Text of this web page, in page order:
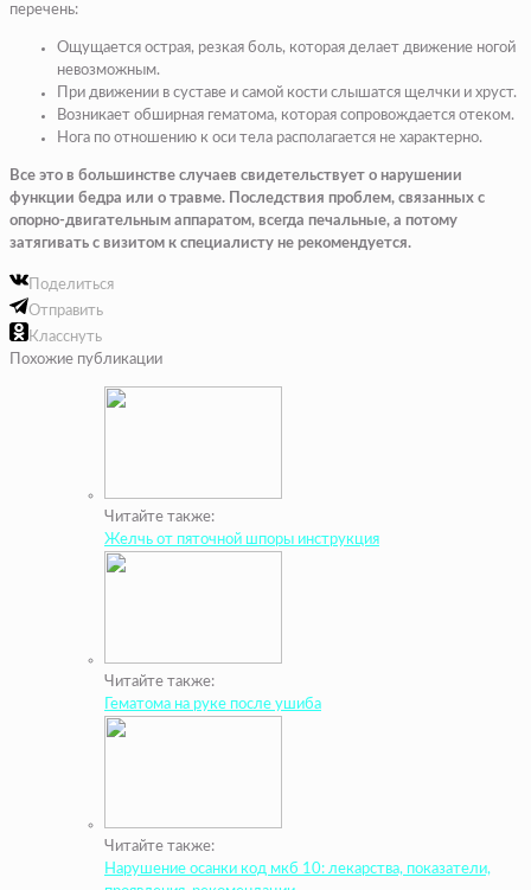
перечень:
Ощущается острая, резкая боль, которая делает движение ногой
невозможным.
При движении в суставе и самой кости слышатся щелчки и хруст.
Возникает обширная гематома, которая сопровождается отеком.
Нога по отношению к оси тела располагается не характерно.
Все это в большинстве случаев свидетельствует о нарушении
функции бедра или о травме. Последствия проблем, связанных с
опорно-двигательным аппаратом, всегда печальные, а потому
затягивать с визитом к специалисту не рекомендуется.
Поделиться
Отправить
Класснуть
Похожие публикации
Читайте также:
Желчь от пяточной шпоры инструкция
Читайте также:
Гематома на руке после ушиба
Читайте также:
Нарушение осанки код мкб 10: лекарства, показатели,